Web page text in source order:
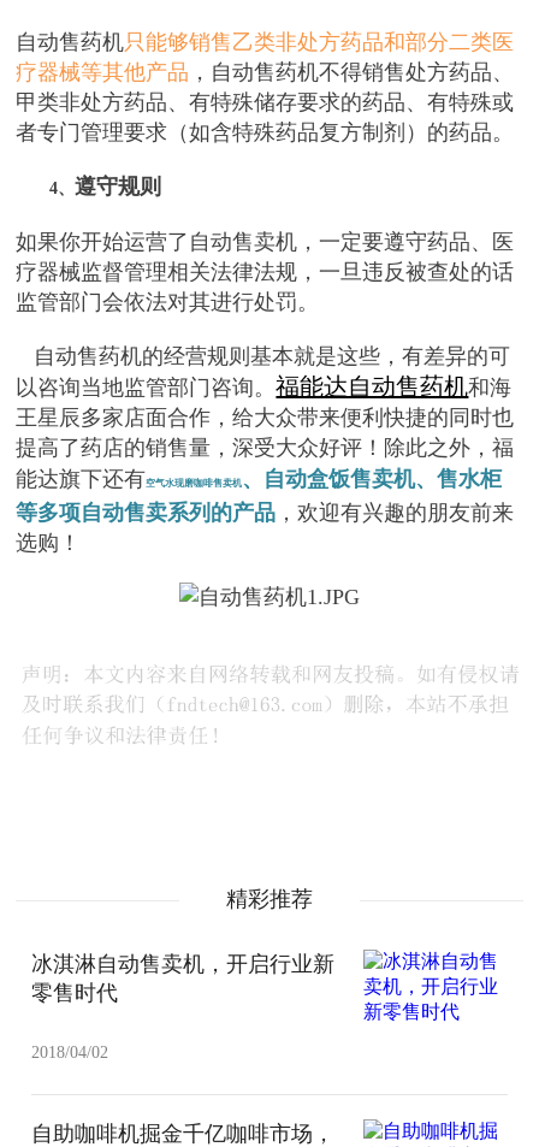
自动售药机只能够销售乙类非处方药品和部分二类医
疗器械等其他产品 ，自动售药机不得销售处方药品、
甲类非处方药品、有特殊储存要求的药品、有特殊或
者专门管理要求（如含特殊药品复方制剂）的药品。
4、遵守规则
如果你开始运营了自动售卖机，一定要遵守药品、医
疗器械监督管理相关法律法规，一旦违反被查处的话
监管部门会依法对其进行处罚。
自动售药机的经营规则基本就是这些，有差异的可
以咨询当地监管部门咨询。福能达自动售药机和海
王星辰多家店面合作，给大众带来便利快捷的同时也
提高了药店的销售量，深受大众好评！除此之外，福
能达旗下还有空气水现磨咖啡售卖机 、自动盒饭售卖机、售水柜
等多项自动售卖系列的产品 ，欢迎有兴趣的朋友前来
选购！
精彩推荐
冰淇淋自动售卖机，开启行业新
零售时代
2018/04/02
自助咖啡机掘金千亿咖啡市场，